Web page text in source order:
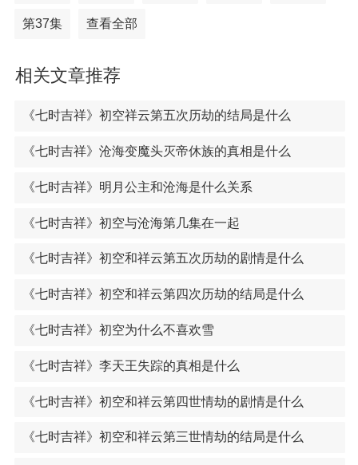
第37集 查看全部
相关文章推荐
《七时吉祥》初空祥云第五次历劫的结局是什么
《七时吉祥》沧海变魔头灭帝休族的真相是什么
《七时吉祥》明月公主和沧海是什么关系
《七时吉祥》初空与沧海第几集在一起
《七时吉祥》初空和祥云第五次历劫的剧情是什么
《七时吉祥》初空和祥云第四次历劫的结局是什么
《七时吉祥》初空为什么不喜欢雪
《七时吉祥》李天王失踪的真相是什么
《七时吉祥》初空和祥云第四世情劫的剧情是什么
《七时吉祥》初空和祥云第三世情劫的结局是什么